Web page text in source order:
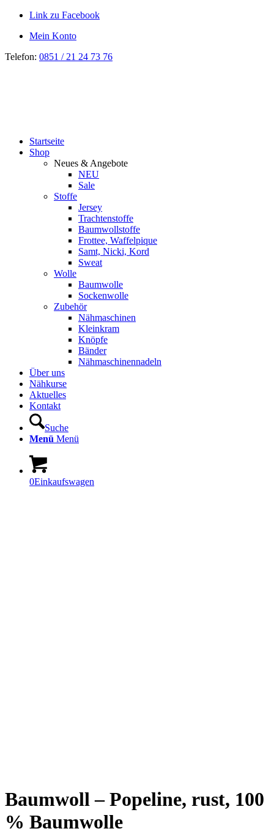
Link zu Facebook
Mein Konto
Telefon: 0851 / 21 24 73 76
Startseite
Shop
Neues & Angebote
NEU
Sale
Stoffe
Jersey
Trachtenstoffe
Baumwollstoffe
Frottee, Waffelpique
Samt, Nicki, Kord
Sweat
Wolle
Baumwolle
Sockenwolle
Zubehör
Nähmaschinen
Kleinkram
Knöpfe
Bänder
Nähmaschinennadeln
Über uns
Nähkurse
Aktuelles
Kontakt
Suche
Menü Menü
0Einkaufswagen
Baumwoll – Popeline, rust, 100
% Baumwolle